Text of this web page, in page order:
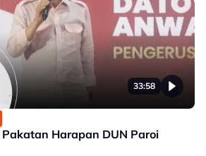
33:58
Harapan DUN Paroi